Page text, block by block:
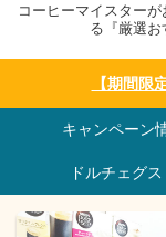
コーヒーマイスター
る『厳選お
【期間限
キャンペーン
ドルチェグス